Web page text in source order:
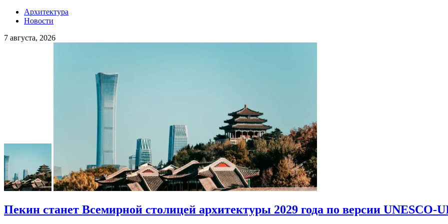
Архитектура
Новости
7 августа, 2026
Пекин станет Всемирной столицей архитектуры 2029 года по версии UNESCO-